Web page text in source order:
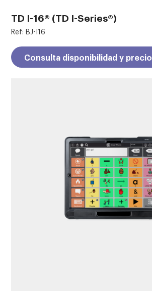
TD I-16® (TD I-Series®)
Ref: BJ-I16
Consulta disponibilidad y precio